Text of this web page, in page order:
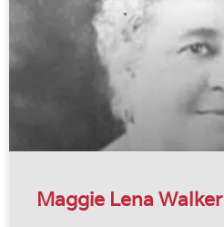
Maggie Lena Walker